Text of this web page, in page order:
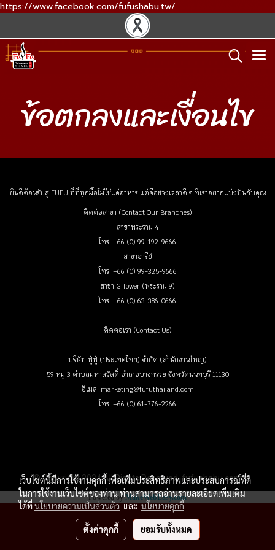
https://www.facebook.com/fufushabu.tw/
ข้อตกลงและเงื่อนไข
ยินดีต้อนรับสู่ FUFU ที่ที่ทุกมื้อไม่ใช่แค่อาหาร แต่คือช่วงเวลาดี ๆ ที่เราอยากแบ่งปันกับคุณ
ติดต่อสาขา (Contact Our Branches)
สาขาพระราม 4
โทร: +66 (0) 99-192-9666
สาขาอารีย์
โทร: +66 (0) 99-325-9666
สาขา G Tower (พระราม 9)
โทร: +66 (0) 63-386-0666
ติดต่อเรา (Contact Us)
บริษัท ฟู่ฟู่ (ประเทศไทย) จำกัด (สำนักงานใหญ่)
59 หมู่ 3 ตำบลมหาสวัสดิ์ อำเภอบางกรวย จังหวัดนนทบุรี 11130
อีเมล: marketing@fufuthailand.com
โทร: +66 (0) 61-776-2266
© Copyright 2024 All Rights Reserved. fufushabu.com
Powered byMakeWebEasy.com
เว็บไซต์นี้มีการใช้งานคุกกี้ เพื่อเพิ่มประสิทธิภาพและประสบการณ์ที่ดี
ในการใช้งานเว็บไซต์ของท่าน ท่านสามารถอ่านรายละเอียดเพิ่มเติม
ได้ที่นโยบายความเป็นส่วนตัวและนโยบายคุกกี้
ตั้งค่าคุกกี้ ยอมรับทั้งหมด